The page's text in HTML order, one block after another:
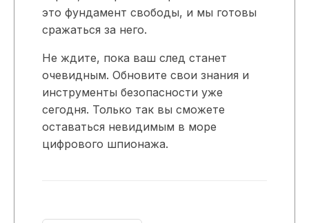
это фундамент свободы, и мы готовы
сражаться за него.
Не ждите, пока ваш след станет
очевидным. Обновите свои знания и
инструменты безопасности уже
сегодня. Только так вы сможете
оставаться невидимым в море
цифрового шпионажа.